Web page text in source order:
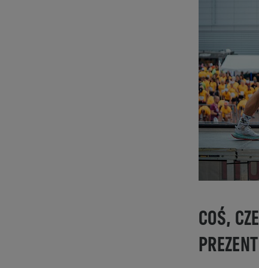
COŚ,
PREZENT